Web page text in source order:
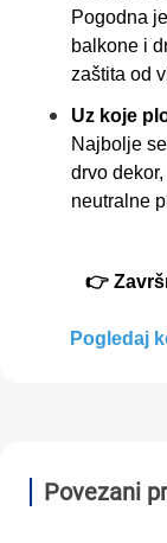
Pogodna
balkone i
zaštita od
Uz koje
Najbolje
drvo
neutralne
👉
Pogledaj
Povezani